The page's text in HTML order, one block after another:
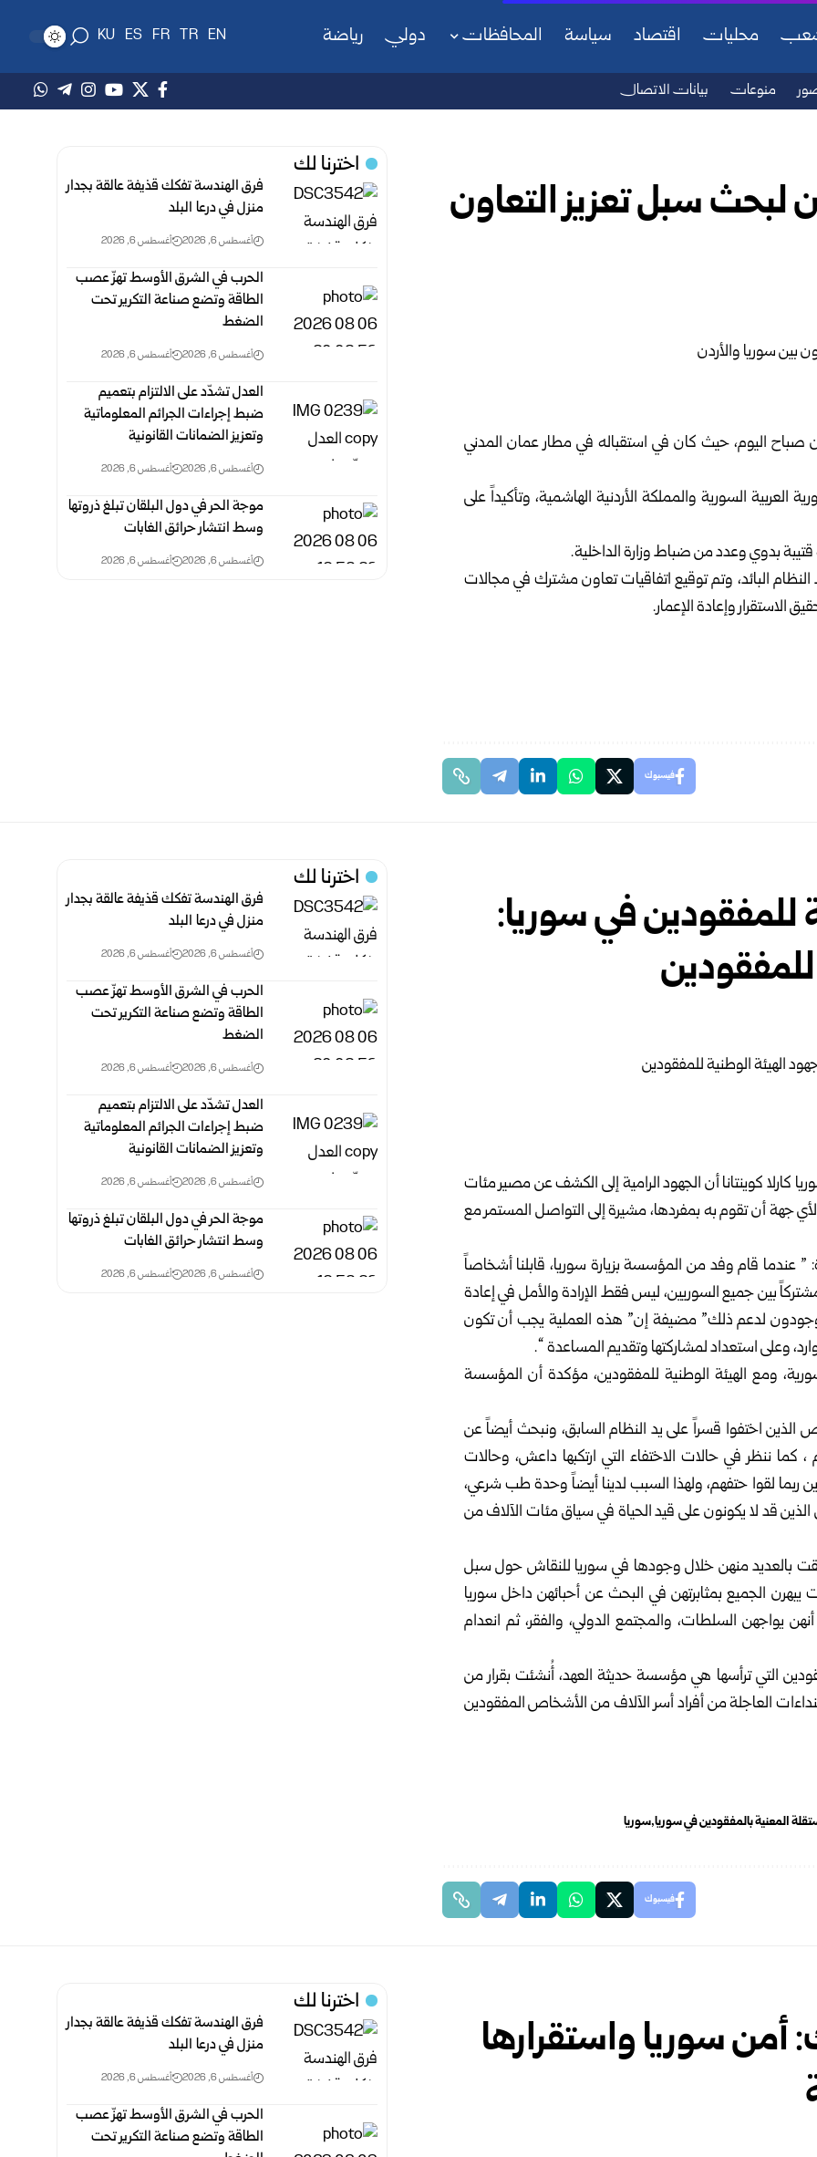
محليات اقتصاد سياسة المحافظات دولي رياضة EN
TR
FR
ES
KU
منوعات بيانات الاتصال
لبحث سبل تعزيز التعاون
صباح اليوم، حيث كان في استقباله في مطار عمان المدني
العربية السورية والمملكة الأردنية الهاشمية، وتأكيداً على
قتيبة بدوي وعدد من ضباط وزارة الداخلية.
البائد، وتم توقيع اتفاقيات تعاون مشترك في مجالات
الاستقرار وإعادة الإعمار.
فيسبوك
اخترنا لك
فرق الهندسة تفكك قذيفة عالقة بجدار
منزل في درعا البلد
أغسطس 6, 2026 أغسطس 6, 2026
الحرب في الشرق الأوسط تهزّ عصب
الطاقة وتضع صناعة التكرير تحت
الضغط
أغسطس 6, 2026 أغسطس 6, 2026
العدل تشدّد على الالتزام بتعميم
ضبط إجراءات الجرائم المعلوماتية
وتعزيز الضمانات القانونية
أغسطس 6, 2026 أغسطس 6, 2026
موجة الحر في دول البلقان تبلغ ذروتها
وسط انتشار حرائق الغابات
أغسطس 6, 2026 أغسطس 6, 2026
في سوريا:
كوينتانا أن الجهود الرامية إلى الكشف عن مصير مئات
جهة أن تقوم به بمفردها، مشيرة إلى التواصل المستمر مع
” عندما قام وفد من المؤسسة بزيارة سوريا، قابلنا أشخاصاً
بين جميع السوريين، ليس فقط الإرادة والأمل في إعادة
موجودون لدعم ذلك” مضيفة إن” هذه العملية يجب أن تكون
وعلى استعداد لمشاركتها وتقديم المساعدة “.
ومع الهيئة الوطنية للمفقودين، مؤكدة أن المؤسسة
اختفوا قسراً على يد النظام السابق، ونبحث أيضاً عن
كما ننظر في حالات الاختفاء التي ارتكبها داعش، وحالات
لقوا حتفهم، ولهذا السبب لدينا أيضاً وحدة طب شرعي،
قد لا يكونون على قيد الحياة في سياق مئات الآلاف من
بالعديد منهن خلال وجودها في سوريا للنقاش حول سبل
الجميع بمثابرتهن في البحث عن أحبائهن داخل سوريا
يواجهن السلطات، والمجتمع الدولي، والفقر، ثم انعدام
التي ترأسها هي مؤسسة حديثة العهد، أُنشئت بقرار من
المتحدة في حزيران 2023 استجابة للنداءات العاجلة من أفراد أسر الآلاف من الأشخاص المفقودين
المعنية بالمفقودين في سوريا سوريا
فيسبوك
اخترنا لك
فرق الهندسة تفكك قذيفة عالقة بجدار
منزل في درعا البلد
أغسطس 6, 2026 أغسطس 6, 2026
الحرب في الشرق الأوسط تهزّ عصب
الطاقة وتضع صناعة التكرير تحت
الضغط
أغسطس 6, 2026 أغسطس 6, 2026
العدل تشدّد على الالتزام بتعميم
ضبط إجراءات الجرائم المعلوماتية
وتعزيز الضمانات القانونية
أغسطس 6, 2026 أغسطس 6, 2026
موجة الحر في دول البلقان تبلغ ذروتها
وسط انتشار حرائق الغابات
أغسطس 6, 2026 أغسطس 6, 2026
سوريا واستقرارها
اخترنا لك
فرق الهندسة تفكك قذيفة عالقة بجدار
منزل في درعا البلد
أغسطس 6, 2026 أغسطس 6, 2026
الحرب في الشرق الأوسط تهزّ عصب
الطاقة وتضع صناعة التكرير تحت